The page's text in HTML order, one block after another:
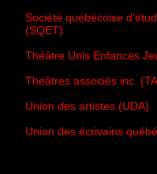
Société québécoise
(SQET)
Théâtre Unis Enfances
Théâtres associés inc.
Union des artistes (UDA)
Union des écrivains